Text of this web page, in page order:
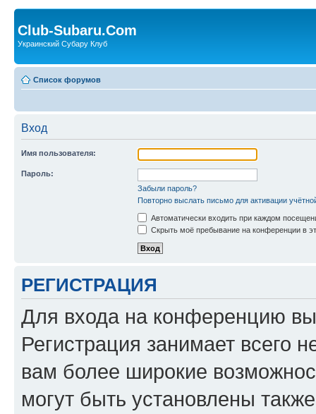
Club-Subaru.Com
Украинский Субару Клуб
Список форумов
Вход
Имя пользователя:
Пароль:
Забыли пароль?
Повторно выслать письмо для активации
Автоматически входить при каждом
Скрыть моё пребывание на конференции в
РЕГИСТРАЦИЯ
Для входа на конференцию
Регистрация занимает всего
вам более широкие
могут быть установлены